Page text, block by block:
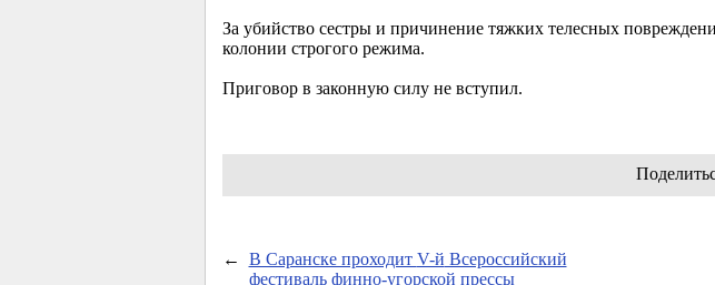
За убийство сестры и причинение тяжких телесных
колонии строгого режима.
Приговор в законную силу не вступил.
← В Саранске проходит V-й Всероссийский
фестиваль финно-угорской прессы